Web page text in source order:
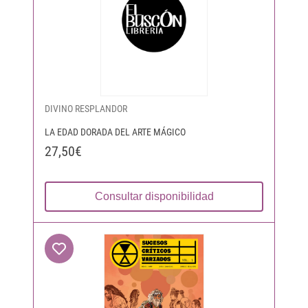
DIVINO RESPLANDOR
LA EDAD DORADA DEL ARTE MÁGICO
27,50€
Consultar disponibilidad